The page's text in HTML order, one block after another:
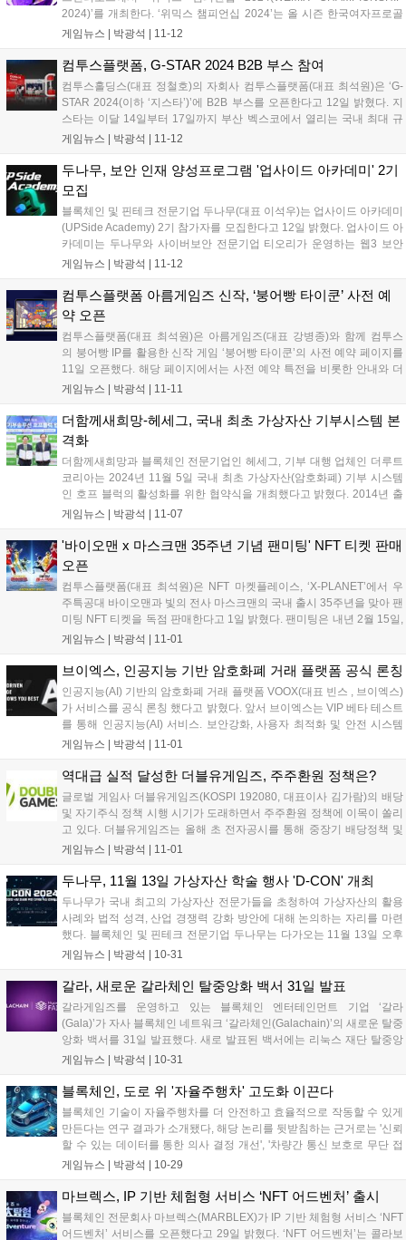
2024)’를 개최한다. ‘위믹스 챔피언십 2024’는 올 시즌 한국여자프로골
프(KLPGA) 투어에서 활약한 선수들이 참가하는 대회다. 선수 24명은 매
게임뉴스 | 박광석 11-12
컴투스플랫폼, G-STAR 2024 B2B 부스 참여
컴투스홀딩스(대표 정철호)의 자회사 컴투스플랫폼(대표 최석원)은 ‘G-
STAR 2024(이하 ‘지스타’)’에 B2B 부스를 오픈한다고 12일 밝혔다. 지
스타는 이달 14일부터 17일까지 부산 벡스코에서 열리는 국내 최대 규
모의 국제 게임 전시회다. 컴투스플랫폼은 이 자리를 통해 게임 백엔드
게임뉴스 | 박광석 11-12
두나무, 보안 인재 양성프로그램 '업사이드 아카데미' 2기
모집
블록체인 및 핀테크 전문기업 두나무(대표 이석우)는 업사이드 아카데미
(UPSide Academy) 2기 참가자를 모집한다고 12일 밝혔다. 업사이드 아
카데미는 두나무와 사이버보안 전문기업 티오리가 운영하는 웹3 보안
인재 육성 프로그램이다. 글로벌 경쟁력을 갖춘 최정예 보안 전문가를
육...
게임뉴스 | 박광석 11-12
컴투스플랫폼 아름게임즈 신작, ‘붕어빵 타이쿤’ 사전 예
약 오픈
컴투스플랫폼(대표 최석원)은 아름게임즈(대표 강병종)와 함께 컴투스
의 붕어빵 IP를 활용한 신작 게임 ‘붕어빵 타이쿤’의 사전 예약 페이지를
11일 오픈했다. 해당 페이지에서는 사전 예약 특전을 비롯한 안내와 더
불어 붕어빵 타이쿤 게임 티저 영상이 공개됐다. 이 게임은 모바일 타이
해석한다...
게임뉴스 | 박광석 11-11
더함께새희망-헤세그, 국내 최초 가상자산 기부시스템 본
격화
더함께새희망과 블록체인 전문기업인 헤세그, 기부 대행 업체인 더루트
코리아는 2024년 11월 5일 국내 최초 가상자산(암호화폐) 기부 시스템
인 호프 블럭의 활성화를 위한 협약식을 개최했다고 밝혔다. 2014년 출
범한 사단법인 더함께새희망은 ‘나눔을 함께 하는 이웃’을 모토로 의료,
대표적...
게임뉴스 | 박광석 11-07
'바이오맨 x 마스크맨 35주년 기념 팬미팅' NFT 티켓 판매
오픈
컴투스플랫폼(대표 최석원)은 NFT 마켓플레이스, ‘X-PLANET’에서 우
주특공대 바이오맨과 빛의 전사 마스크맨의 국내 출시 35주년을 맞아 팬
미팅 NFT 티켓을 독점 판매한다고 1일 밝혔다. 팬미팅은 내년 2월 15일,
16일 이틀 간 서울 용산구 아이파크몰에 위치한 ‘대원 콘텐츠 라이브’에
게임뉴스 | 박광석 11-01
브이엑스, 인공지능 기반 암호화폐 거래 플랫폼 공식 론칭
인공지능(AI) 기반의 암호화폐 거래 플랫폼 VOOX(대표 빈스 , 브이엑스)
가 서비스를 공식 론칭 했다고 밝혔다. 앞서 브이엑스는 VIP 베타 테스트
를 통해 인공지능(AI) 서비스. 보안강화, 사용자 최적화 및 안전 시스템
보안 강화를 진행해왔다. 브이엑스는 이번 정식 론칭에 맞춰 인공지능
게임뉴스 | 박광석 11-01
역대급 실적 달성한 더블유게임즈, 주주환원 정책은?
글로벌 게임사 더블유게임즈(KOSPI 192080, 대표이사 김가람)의 배당
및 자기주식 정책 시행 시기가 도래하면서 주주환원 정책에 이목이 쏠리
고 있다. 더블유게임즈는 올해 초 전자공시를 통해 중장기 배당정책 및
자기주식 중심의 주주환원 로드맵을 시장에 공유한 바 있다. 올해 초부
원 확대...
게임뉴스 | 박광석 11-01
두나무, 11월 13일 가상자산 학술 행사 'D-CON' 개최
두나무가 국내 최고의 가상자산 전문가들을 초청하여 가상자산의 활용
사례와 법적 성격, 산업 경쟁력 강화 방안에 대해 논의하는 자리를 마련
했다. 블록체인 및 핀테크 전문기업 두나무는 다가오는 11월 13일 오후
2시, 서울 신라호텔 다이너스티홀에서 '디지털자산 컨퍼런스(D-CON, 디
게임뉴스 | 박광석 10-31
갈라, 새로운 갈라체인 탈중앙화 백서 31일 발표
갈라게임즈를 운영하고 있는 블록체인 엔터테인먼트 기업 ‘갈라
(Gala)’가 자사 블록체인 네트워크 ‘갈라체인(Galachain)’의 새로운 탈중
앙화 백서를 31일 발표했다. 새로 발표된 백서에는 리눅스 재단 탈중앙
화 신탁(Linux Foundation Decentralized Trust)과 협력해 갈라체인이
게임뉴스 | 박광석 10-31
블록체인, 도로 위 '자율주행차' 고도화 이끈다
블록체인 기술이 자율주행차를 더 안전하고 효율적으로 작동할 수 있게
만든다는 연구 결과가 소개됐다, 해당 논리를 뒷받침하는 근거로는 '신뢰
할 수 있는 데이터를 통한 의사 결정 개선', '차량간 통신 보호로 무단 접
근 방지', '차량 데이터의 안전한 관리' 등이 언급됐다. 블록체인 매거진의
게임뉴스 | 박광석 10-29
마브렉스, IP 기반 체험형 서비스 ‘NFT 어드벤처’ 출시
블록체인 전문회사 마브렉스(MARBLEX)가 IP 기반 체험형 서비스 ‘NFT
어드벤처’ 서비스를 오픈했다고 29일 밝혔다. ‘NFT 어드벤처’는 콜라보